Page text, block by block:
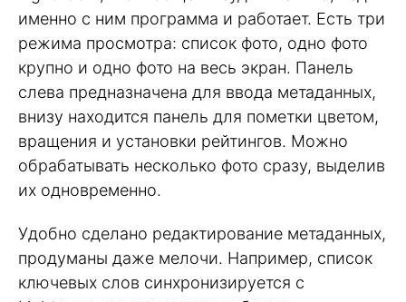
именно с ним программа и работает. Есть три
режима просмотра: список фото, одно фото
крупно и одно фото на весь экран. Панель
слева предназначена для ввода метаданных,
внизу находится панель для пометки цветом,
вращения и установки рейтингов. Можно
обрабатывать несколько фото сразу, выделив
их одновременно.
Удобно сделано редактирование метаданных,
продуманы даже мелочи. Например, список
ключевых слов синхронизируется с